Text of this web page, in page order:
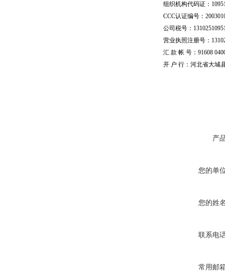
组织机构代码证：
CCC认证编号：
公司税号：
营业执照注册号：
汇 款 帐 号：91608
开 户 行：河北省大城
产
您的单
您的姓
联系电
常用邮